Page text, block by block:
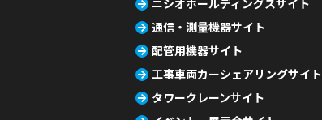
ニシオホールディングスサイト
通信・測量機器サイト
配管用機器サイト
工事車両カーシェアリングサイト
タワークレーンサイト